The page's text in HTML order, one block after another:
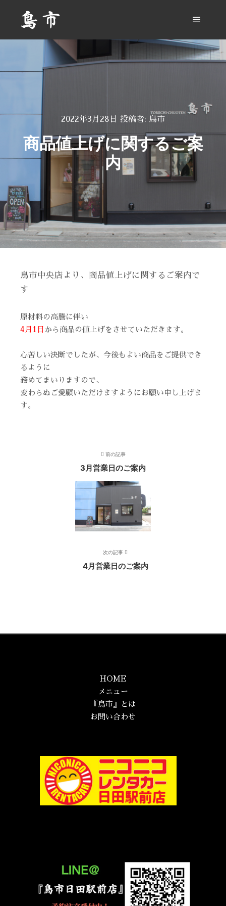
2022年3月28日 投稿者: 鳥市
商品値上げに関するご案
内
鳥市中央店より、商品値上げに関するご案内で
す
原材料の高騰に伴い
4月1日 から商品の値上げをさせていただきます。
心苦しい決断でしたが、今後もよい商品をご提供でき
るように
務めてまいりますので、
変わらぬご愛顧いただけますようにお願い申し上げま
す。
前の記事
3月営業日のご案内
次の記事
4月営業日のご案内
HOME
メニュー
『鳥市』とは
お問い合わせ